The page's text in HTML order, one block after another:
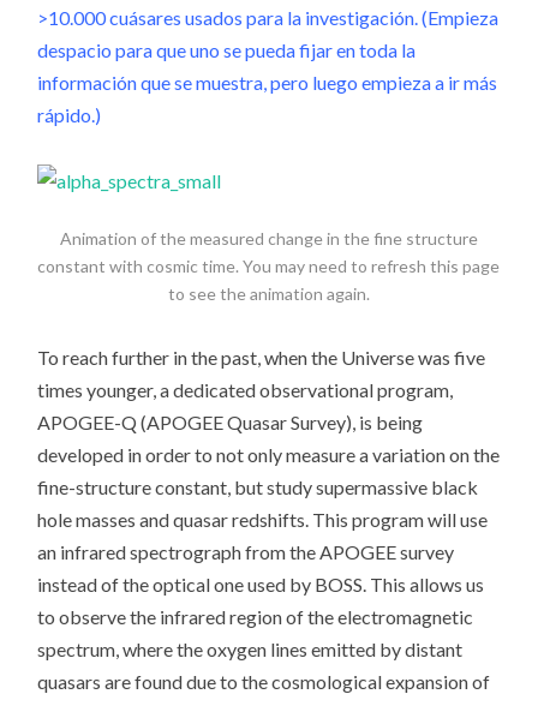
>10.000 cuásares usados para la investigación. (Empieza
despacio para que uno se pueda fijar en toda la
información que se muestra, pero luego empieza a ir más
rápido.)
Animation of the measured change in the fine structure
constant with cosmic time. You may need to refresh this page
to see the animation again.
To reach further in the past, when the Universe was five
times younger, a dedicated observational program,
APOGEE-Q (APOGEE Quasar Survey), is being
developed in order to not only measure a variation on the
fine-structure constant, but study supermassive black
hole masses and quasar redshifts. This program will use
an infrared spectrograph from the APOGEE survey
instead of the optical one used by BOSS. This allows us
to observe the infrared region of the electromagnetic
spectrum, where the oxygen lines emitted by distant
quasars are found due to the cosmological expansion of